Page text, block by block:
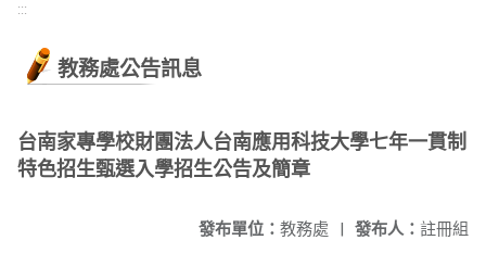
:::
教務處公告訊息
台南家專學校財團法人台南應用科技大學七年一貫制
特色招生甄選入學招生公告及簡章
發布人： 註冊組
發布單位： 教務處 |